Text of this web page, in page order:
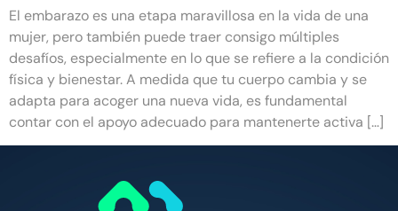
El embarazo es una etapa maravillosa en la vida de una
mujer, pero también puede traer consigo múltiples
desafíos, especialmente en lo que se refiere a la condición
física y bienestar. A medida que tu cuerpo cambia y se
adapta para acoger una nueva vida, es fundamental
contar con el apoyo adecuado para mantenerte activa […]